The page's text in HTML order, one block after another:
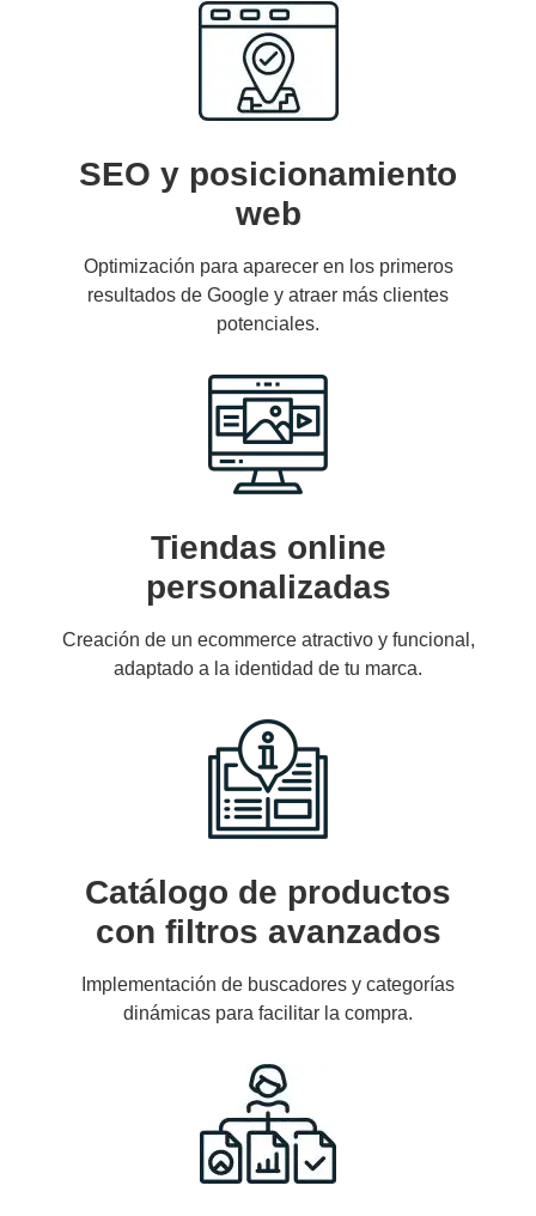
SEO y posicionamiento
web
Optimización para aparecer en los primeros
resultados de Google y atraer más clientes
potenciales.
Tiendas online
personalizadas
Creación de un ecommerce atractivo y funcional,
adaptado a la identidad de tu marca.
Catálogo de productos
con filtros avanzados
Implementación de buscadores y categorías
dinámicas para facilitar la compra.